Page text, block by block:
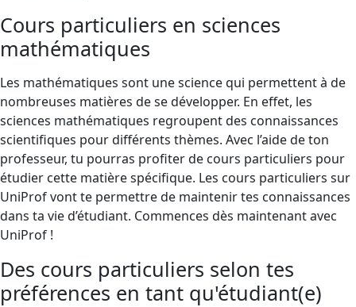
Cours particuliers en sciences
mathématiques
Les mathématiques sont une science qui permettent à de
nombreuses matières de se développer. En effet, les
sciences mathématiques regroupent des connaissances
scientifiques pour différents thèmes. Avec l’aide de ton
professeur, tu pourras profiter de cours particuliers pour
étudier cette matière spécifique. Les cours particuliers sur
UniProf vont te permettre de maintenir tes connaissances
dans ta vie d’étudiant. Commences dès maintenant avec
UniProf !
Des cours particuliers selon tes
préférences en tant qu'étudiant(e)